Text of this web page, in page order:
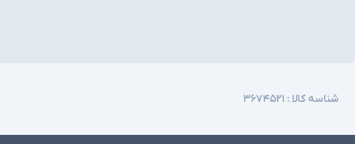
شناسه کالا : ۳۶۷۴۵۲۱